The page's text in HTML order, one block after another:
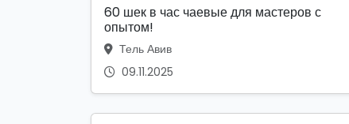
60 шек в час чаевые для мастеров с
опытом!
Тель Авив
09.11.2025